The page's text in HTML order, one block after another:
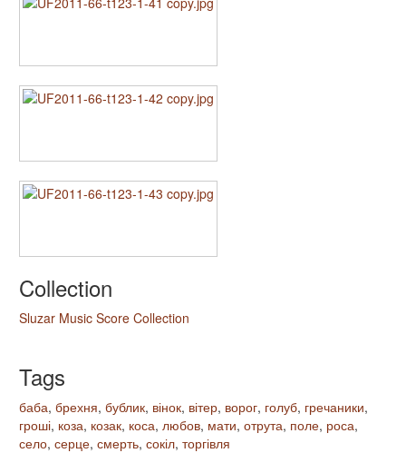
Collection
Sluzar Music Score Collection
Tags
баба, брехня, бублик, вінок, вітер, ворог, голуб, гречаники,
гроші, коза, козак, коса, любов, мати, отрута, поле, роса,
село, серце, смерть, сокіл, торгівля